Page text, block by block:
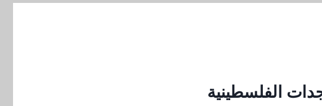
الفلسطينية